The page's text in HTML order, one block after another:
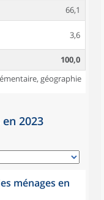
66,1
3,6
100,0
géographie
2023
ménages en